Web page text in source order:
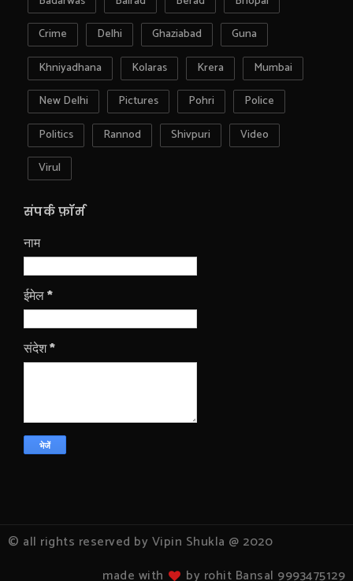
Crime
Delhi Ghaziabad
Guna
Khniyadhana
Kolaras Krera
Mumbai
New Delhi
Pictures Pohri
Police
Politics
Rannod Shivpuri
Video
Virul
संपर्क फ़ॉर्म
नाम
ईमेल*
संदेश*
© all rights reserved by Vipin Shukla @ 2020
made with
by rohit Bansal 9993475129